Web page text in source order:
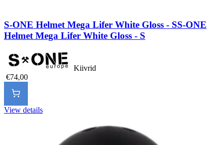
S-ONE Helmet Mega Lifer White Gloss - SS-ONE
Helmet Mega Lifer White Gloss - S
Kiivrid
€74,00
View details